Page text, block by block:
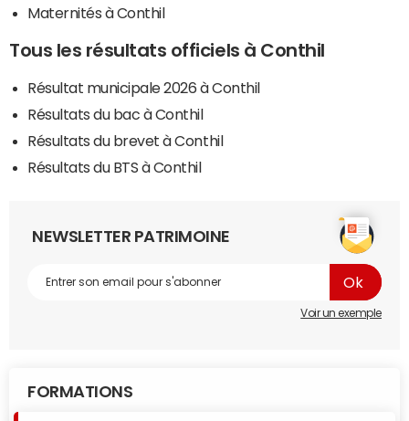
Maternités à Conthil
Tous les résultats officiels à Conthil
Résultat municipale 2026 à Conthil
Résultats du bac à Conthil
Résultats du brevet à Conthil
Résultats du BTS à Conthil
NEWSLETTER PATRIMOINE
Voir un exemple
FORMATIONS